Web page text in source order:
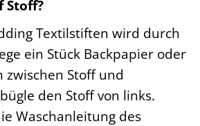
Stoff?
Textilstiften wird durch
ein Stück Backpapier oder
zwischen Stoff und
den Stoff von links.
Waschanleitung des